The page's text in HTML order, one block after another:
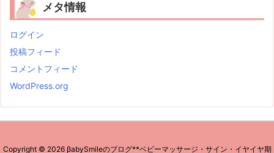
メタ情報
ログイン
投稿フィード
コメントフィード
WordPress.org
Copyright © 2026 βabySmileのブログ**ベビーマッサージ・サイン・イヤイヤ期